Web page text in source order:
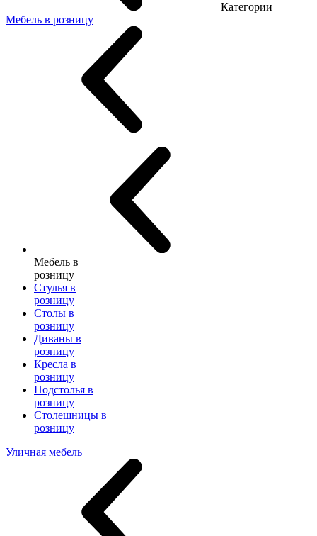
Категории
Мебель в розницу
Мебель в
розницу
Стулья в
розницу
Столы в
розницу
Диваны в
розницу
Кресла в
розницу
Подстолья в
розницу
Столешницы в
розницу
Уличная мебель